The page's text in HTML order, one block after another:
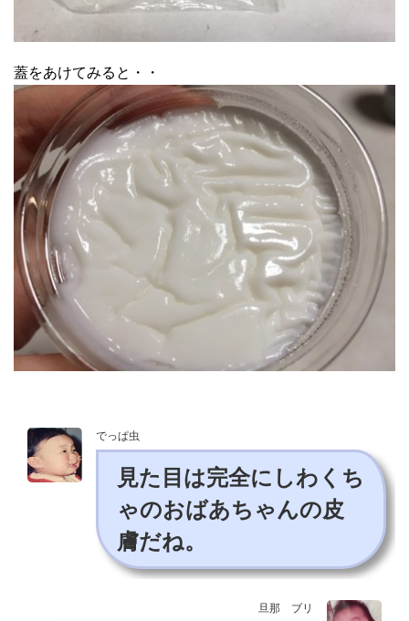
蓋をあけてみると・・
でっぱ虫
見た目は完全にしわくち
ゃのおばあちゃんの皮
膚だね。
旦那 ブリ